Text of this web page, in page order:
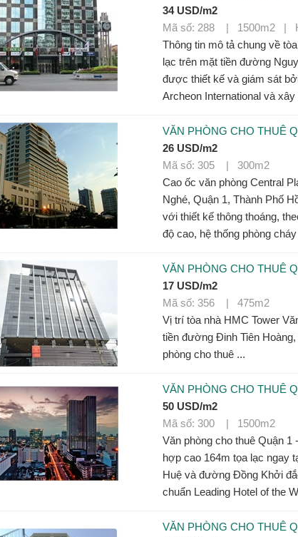
34 USD/m2
Mã số: 288 | 1500m2 |
Thông tin mô tả chung về
lạc trên mặt tiền đường
được thiết kế và giám sát
Archeon International và
VĂN PHÒNG CHO THUÊ
26 USD/m2
Mã số: 305 | 300m2
Cao ốc văn phòng Central
Nghé, Quận 1, Thành Phố
với thiết kế thông thoáng,
độ cao, hệ thống phòng
VĂN PHÒNG CHO THUÊ
17 USD/m2
Mã số: 356 | 475m2
Vị trí tòa nhà HMC Tower
tiền đường Đinh Tiên
phòng cho thuê ...
VĂN PHÒNG CHO THUÊ
50 USD/m2
Mã số: 300 | 1500m2
Văn phòng cho thuê Quận
hợp cao 164m tọa lạc ngay
Huệ và đường Đồng Khởi
chuẩn Leading Hotel of the
VĂN PHÒNG CHO THUÊ